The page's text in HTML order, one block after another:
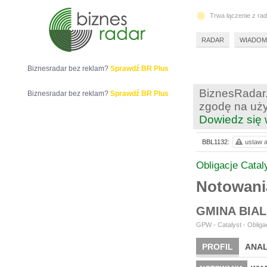
zgodę na
Dowiedz się
Obligacje
GMINA
GPW - Catalyst -
PROFIL
BBL1132: ustaw
Biznesradar bez reklam? Sprawdź BR Plus
Biznesradar bez reklam? Sprawdź BR Plus
Trwa łączenie z
RADAR